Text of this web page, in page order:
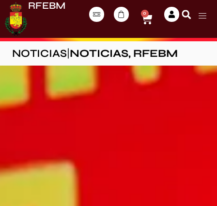
RFEBM
0
NOTICIAS NOTICIAS, RFEBM